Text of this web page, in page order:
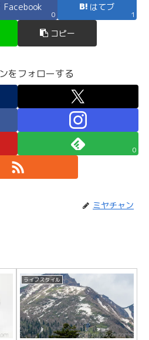
Facebook
0
はてブ
1
コピー
をフォローする
0
ミヤチャン
ライフスタイル